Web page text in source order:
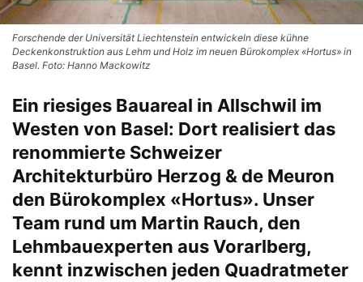
Forschende der Universität Liechtenstein entwickeln diese kühne
Deckenkonstruktion aus Lehm und Holz im neuen Bürokomplex «Hortus» in
Basel. Foto: Hanno Mackowitz
Ein riesiges Bauareal in Allschwil im
Westen von Basel: Dort realisiert das
renommierte Schweizer
Architekturbüro Herzog & de Meuron
den Bürokomplex «Hortus». Unser
Team rund um Martin Rauch, den
Lehmbauexperten aus Vorarlberg,
kennt inzwischen jeden Quadratmeter